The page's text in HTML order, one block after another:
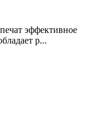
эффективное
р...